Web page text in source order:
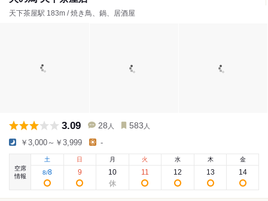
天下茶屋駅 183m / 焼き鳥、鍋、居酒屋
3.09 28 人 583 人
￥3,000～￥3,999 -
空席
情報
土
8/8
日
9
月
10
火
11
水
12
木
13
金
14